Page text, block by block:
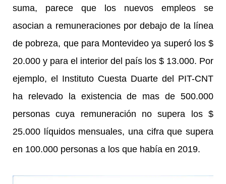
suma, parece que los nuevos empleos se
asocian a remuneraciones por debajo de la línea
de pobreza, que para Montevideo ya superó los $
20.000 y para el interior del país los $ 13.000. Por
ejemplo, el Instituto Cuesta Duarte del PIT-CNT
ha relevado la existencia de mas de 500.000
personas cuya remuneración no supera los $
25.000 líquidos mensuales, una cifra que supera
en 100.000 personas a los que había en 2019.